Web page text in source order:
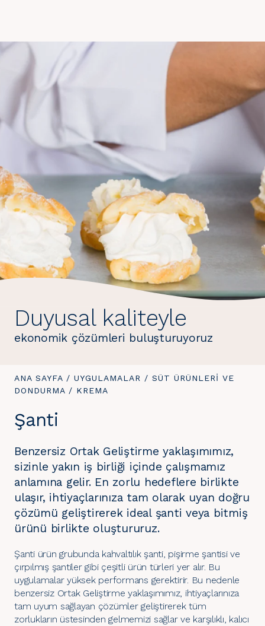
Duyusal kaliteyle
ekonomik çözümleri buluşturuyoruz
BURADASINIZ:
ANA SAYFA / UYGULAMALAR / SÜT ÜRÜNLERI VE
DONDURMA / BURADASINIZ:
KREMA
Şanti
Benzersiz Ortak Geliştirme yaklaşımımız,
sizinle yakın iş birliği içinde çalışmamız
anlamına gelir. En zorlu hedeflere birlikte
ulaşır, ihtiyaçlarınıza tam olarak uyan doğru
çözümü geliştirerek ideal şanti veya bitmiş
ürünü birlikte oluştururuz.
Şanti ürün grubunda kahvaltılık şanti, pişirme şantisi ve
çırpılmış şantiler gibi çeşitli ürün türleri yer alır. Bu
uygulamalar yüksek performans gerektirir. Bu nedenle
benzersiz Ortak Geliştirme yaklaşımımız, ihtiyaçlarınıza
tam uyum sağlayan çözümler geliştirerek tüm
zorlukların üstesinden gelmemizi sağlar ve karşılıklı, kalıcı